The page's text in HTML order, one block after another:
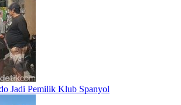
Jadi Pemilik Klub Spanyol